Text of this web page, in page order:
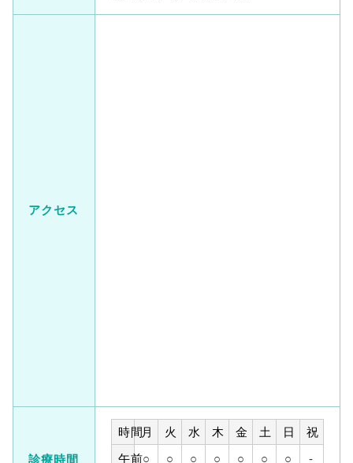
アクセス
診療時間
時間月 火 水 木 金 土 日
祝
午前○ ○ ○ ○ ○ ○ ○ -